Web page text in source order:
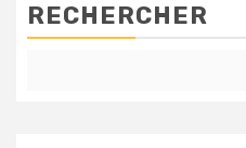
RECHERCHER